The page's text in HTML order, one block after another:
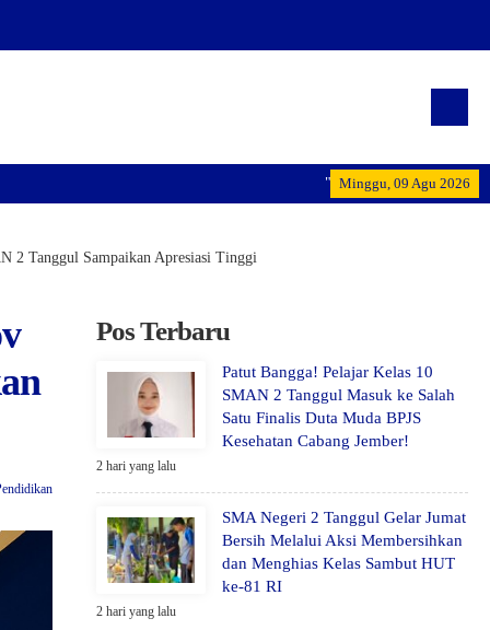
Minggu, 09 Agu 2026
"Terwujudnya generasi pemimpin
2 Tanggul Sampaikan Apresiasi Tinggi
Pos Terbaru
Patut Bangga! Pelajar Kelas 10
SMAN 2 Tanggul Masuk ke Salah
Satu Finalis Duta Muda BPJS
Kesehatan Cabang Jember!
2 hari yang lalu
SMA Negeri 2 Tanggul Gelar Jumat
Bersih Melalui Aksi Membersihkan
dan Menghias Kelas Sambut HUT
ke-81 RI
2 hari yang lalu